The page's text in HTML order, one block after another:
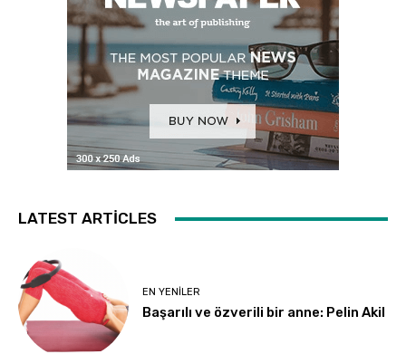
LATEST ARTICLES
EN YENILER
Başarılı ve özverili bir anne: Pelin Akil